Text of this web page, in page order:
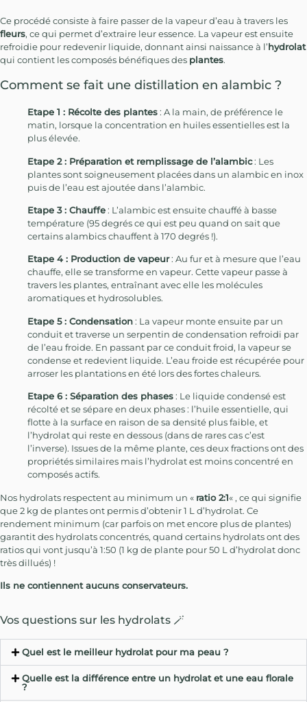
Ce procédé consiste à faire passer de la vapeur d’eau à travers les
fleurs, ce qui permet d’extraire leur essence. La vapeur est ensuite
refroidie pour redevenir liquide, donnant ainsi naissance à l’hydrolat
qui contient les composés bénéfiques des plantes.
Comment se fait une distillation en alambic ?
Etape 1 : Récolte des plantes: A la main, de préférence le
matin, lorsque la concentration en huiles essentielles est la
plus élevée.
Etape 2 : Préparation et remplissage de l’alambic: Les
plantes sont soigneusement placées dans un alambic en inox
puis de l’eau est ajoutée dans l’alambic.
Etape 3 : Chauffe: L’alambic est ensuite chauffé à basse
température (95 degrés ce qui est peu quand on sait que
certains alambics chauffent à 170 degrés !).
Etape 4 : Production de vapeur: Au fur et à mesure que l’eau
chauffe, elle se transforme en vapeur. Cette vapeur passe à
travers les plantes, entraînant avec elle les molécules
aromatiques et hydrosolubles.
Etape 5 : Condensation: La vapeur monte ensuite par un
conduit et traverse un serpentin de condensation refroidi par
de l’eau froide. En passant par ce conduit froid, la vapeur se
condense et redevient liquide. L’eau froide est récupérée pour
arroser les plantations en été lors des fortes chaleurs.
Etape 6 : Séparation des phases: Le liquide condensé est
récolté et se sépare en deux phases : l’huile essentielle, qui
flotte à la surface en raison de sa densité plus faible, et
l’hydrolat qui reste en dessous (dans de rares cas c’est
l’inverse). Issues de la même plante, ces deux fractions ont des
propriétés similaires mais l’hydrolat est moins concentré en
composés actifs.
Nos hydrolats respectent au minimum un « ratio 2:1« , ce qui signifie
que 2 kg de plantes ont permis d’obtenir 1 L d’hydrolat. Ce
rendement minimum (car parfois on met encore plus de plantes)
garantit des hydrolats concentrés, quand certains hydrolats ont des
ratios qui vont jusqu’à 1:50 (1 kg de plante pour 50 L d’hydrolat donc
très dillués) !
Ils ne contiennent aucuns conservateurs.
Vos questions sur les hydrolats 🪄
Quel est le meilleur hydrolat pour ma peau ?
Quelle est la différence entre un hydrolat et une eau florale
?